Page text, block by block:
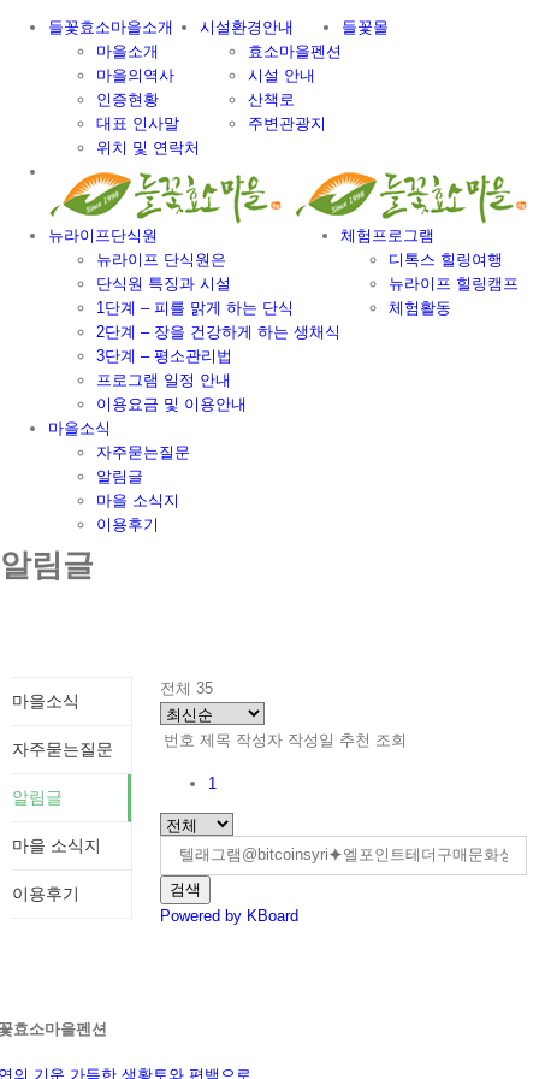
들꽃효소마을소개
마을소개
마을의역사
인증현황
대표 인사말
위치 및 연락처
시설환경안내
효소마을펜션
시설 안내
산책로
주변관광지
들꽃몰
뉴라이프단식원
뉴라이프 단식원은
단식원 특징과 시설
1단계 – 피를 맑게 하는 단식
2단계 – 장을 건강하게 하는 생채식
3단계 – 평소관리법
프로그램 일정 안내
이용요금 및 이용안내
체험프로그램
디톡스 힐링여행
뉴라이프 힐링캠프
체험활동
마을소식
자주묻는질문
알림글
마을 소식지
이용후기
알림글
전체 35
번호 제목 작성자 작성일 추천 조회
1
검색
Powered by KBoard
마을소식
자주묻는질문
알림글
마을 소식지
이용후기
효소마을펜션
의 기운 가득한 생황토와 편백으로